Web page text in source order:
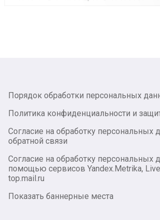
Порядок обработки персональных
Политика конфиденциальности и
Согласие на обработку персональных
обратной связи
Согласие на обработку персональных
помощью сервисов Yandex.Metrika,
top.mail.ru
Показать баннерные места